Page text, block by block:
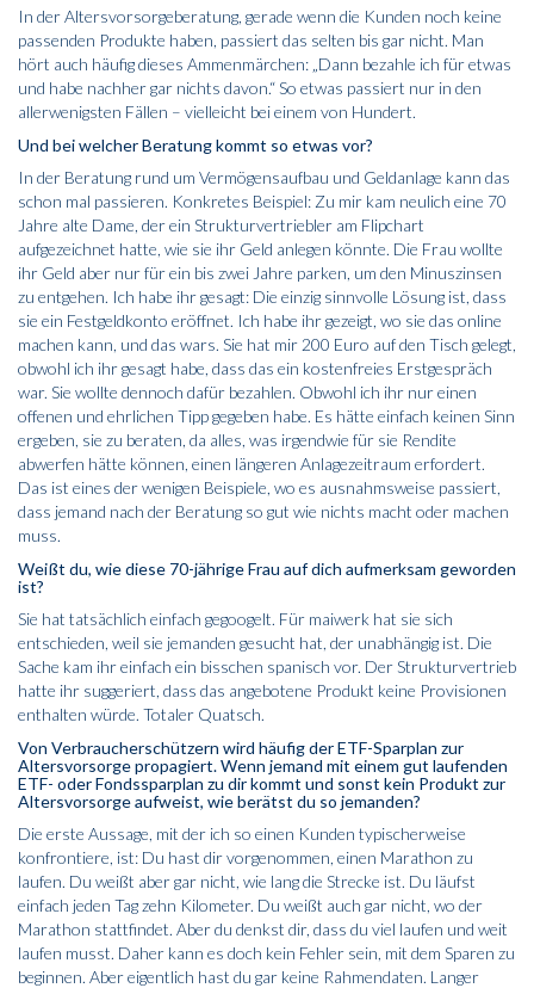
In der Altersvorsorgeberatung, gerade wenn die Kunden noch keine
passenden Produkte haben, passiert das selten bis gar nicht. Man
hört auch häufig dieses Ammenmärchen: „Dann bezahle ich für etwas
und habe nachher gar nichts davon.“ So etwas passiert nur in den
allerwenigsten Fällen – vielleicht bei einem von Hundert.
Und bei welcher Beratung kommt so etwas vor?
In der Beratung rund um Vermögensaufbau und Geldanlage kann das
schon mal passieren. Konkretes Beispiel: Zu mir kam neulich eine 70
Jahre alte Dame, der ein Strukturvertriebler am Flipchart
aufgezeichnet hatte, wie sie ihr Geld anlegen könnte. Die Frau wollte
ihr Geld aber nur für ein bis zwei Jahre parken, um den Minuszinsen
zu entgehen. Ich habe ihr gesagt: Die einzig sinnvolle Lösung ist, dass
sie ein Festgeldkonto eröffnet. Ich habe ihr gezeigt, wo sie das online
machen kann, und das wars. Sie hat mir 200 Euro auf den Tisch gelegt,
obwohl ich ihr gesagt habe, dass das ein kostenfreies Erstgespräch
war. Sie wollte dennoch dafür bezahlen. Obwohl ich ihr nur einen
offenen und ehrlichen Tipp gegeben habe. Es hätte einfach keinen Sinn
ergeben, sie zu beraten, da alles, was irgendwie für sie Rendite
abwerfen hätte können, einen längeren Anlagezeitraum erfordert.
Das ist eines der wenigen Beispiele, wo es ausnahmsweise passiert,
dass jemand nach der Beratung so gut wie nichts macht oder machen
muss.
Weißt du, wie diese 70-jährige Frau auf dich aufmerksam geworden
ist?
Sie hat tatsächlich einfach gegoogelt. Für maiwerk hat sie sich
entschieden, weil sie jemanden gesucht hat, der unabhängig ist. Die
Sache kam ihr einfach ein bisschen spanisch vor. Der Strukturvertrieb
hatte ihr suggeriert, dass das angebotene Produkt keine Provisionen
enthalten würde. Totaler Quatsch.
Von Verbraucherschützern wird häufig der ETF-Sparplan zur
Altersvorsorge propagiert. Wenn jemand mit einem gut laufenden
ETF- oder Fondssparplan zu dir kommt und sonst kein Produkt zur
Altersvorsorge aufweist, wie berätst du so jemanden?
Die erste Aussage, mit der ich so einen Kunden typischerweise
konfrontiere, ist: Du hast dir vorgenommen, einen Marathon zu
laufen. Du weißt aber gar nicht, wie lang die Strecke ist. Du läufst
einfach jeden Tag zehn Kilometer. Du weißt auch gar nicht, wo der
Marathon stattfindet. Aber du denkst dir, dass du viel laufen und weit
laufen musst. Daher kann es doch kein Fehler sein, mit dem Sparen zu
beginnen. Aber eigentlich hast du gar keine Rahmendaten. Langer